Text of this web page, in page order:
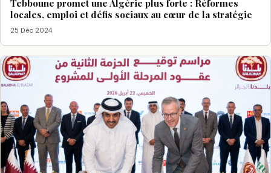
Tebboune promet une Algérie plus forte : Réformes
locales, emploi et défis sociaux au cœur de la stratégie
25 Déc 2024